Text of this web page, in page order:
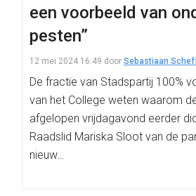
een voorbeeld van
pesten”
12 mei 2024 16:49 door Sebastiaan
De fractie van Stadspartij 100%
van het College weten waarom
afgelopen vrijdagavond eerder
Raadslid Mariska Sloot van de
nieuw…